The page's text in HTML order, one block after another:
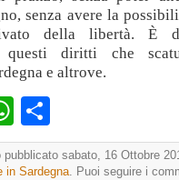
senza avere la
della libertà. È
questi diritti che
e altrove.
WhatsApp
sabato, 16 Ottobre
in Sardegna. Puoi seguire i